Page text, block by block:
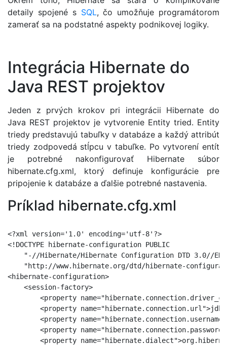
detaily spojené s SQL, čo umožňuje programátorom
zamerať sa na podstatné aspekty podnikovej logiky.
Integrácia Hibernate do
Java REST projektov
Jeden z prvých krokov pri integrácii Hibernate do
Java REST projektov je vytvorenie Entity tried. Entity
triedy predstavujú tabuľky v databáze a každý attribút
triedy zodpovedá stĺpcu v tabuľke. Po vytvorení entít
je potrebné nakonfigurovať Hibernate súbor
hibernate.cfg.xml, ktorý definuje konfigurácie pre
pripojenie k databáze a ďalšie potrebné nastavenia.
Príklad hibernate.cfg.xml
<?xml version='1.0' encoding='utf-8'?>
<!DOCTYPE hibernate-configuration PUBLIC
    "-//Hibernate/Hibernate Configuration DTD 3.0//EN"
"http://www.hibernate.org/dtd/hibernate-
<hibernate-configuration>
    <session-factory>
<property
<property
<property
<property
<property